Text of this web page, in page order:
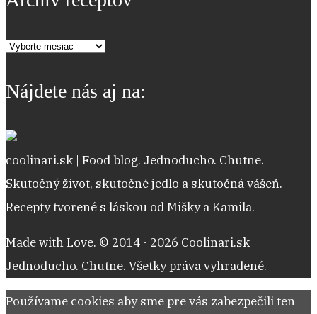
Archív
Nájdete nás aj na:
coolinari.sk | Food blog. Jednoducho. Chutne.
Skutočný život, skutočné jedlo a skutočná vášeň.
Recepty tvorené s láskou od Mišky a Kamila.
Made with Love. © 2014 - 2026 Coolinari.sk
Jednoducho. Chutne. Všetky práva vyhradené.
Používame cookies aby sme pre vás zabezpečili ten